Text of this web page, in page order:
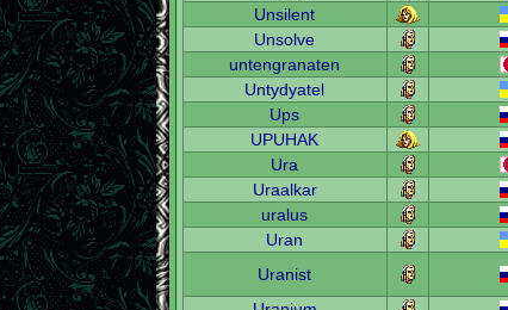
Unsilent
Unsolve
untengranaten
Untydyatel
Ups
UPUHAK
Ura
Uraalkar
uralus
Uran
Uranist